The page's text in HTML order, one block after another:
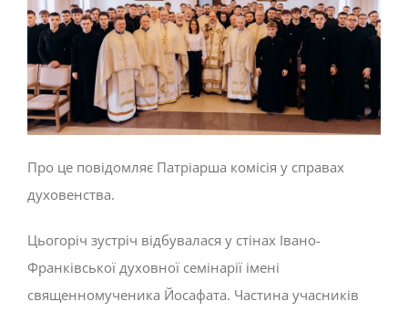
Про це повідомляє Патріарша комісія у справах
духовенства.
Цьогоріч зустріч відбувалася у стінах Івано-
Франківської духовної семінарії імені
священномученика Йосафата. Частина учасників